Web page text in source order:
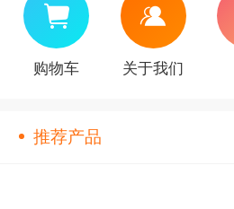
购物车 关于我们
推荐产品